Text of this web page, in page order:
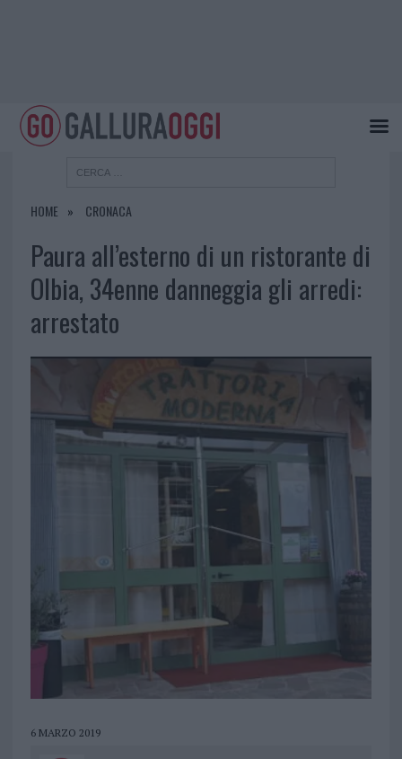
HOME CRONACA
Paura all’esterno di un ristorante di
Olbia, 34enne danneggia gli arredi:
arrestato
6 MARZO 2019